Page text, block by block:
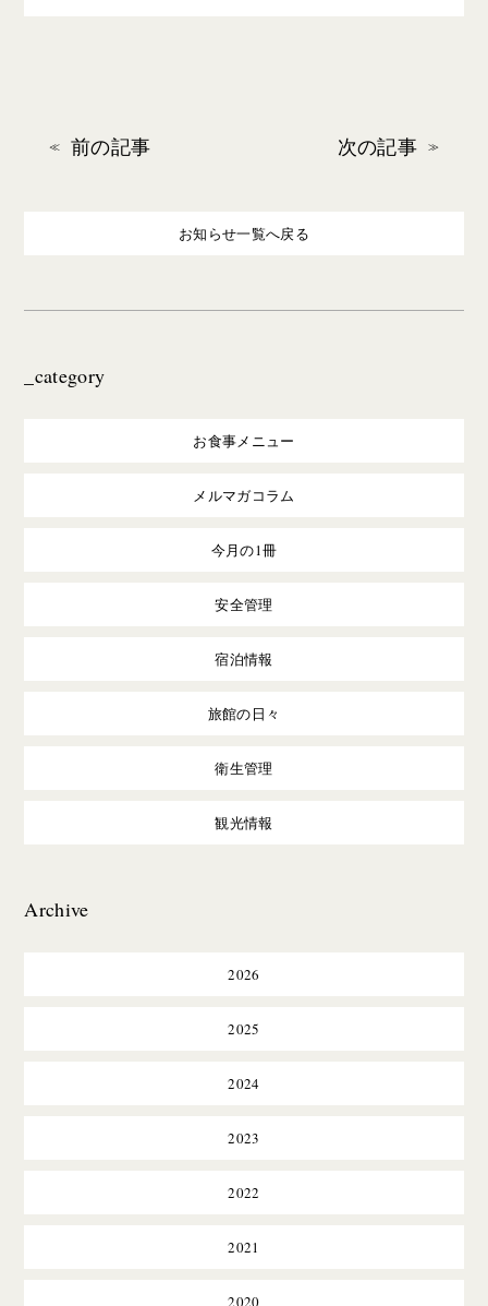
前の記事 次の記事
お知らせ一覧へ戻る
_category
お食事メニュー
メルマガコラム
今月の1冊
安全管理
宿泊情報
旅館の日々
衛生管理
観光情報
Archive
2026
2025
2024
2023
2022
2021
2020